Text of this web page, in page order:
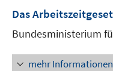
Das
Bundesministerium
mehr Informationen